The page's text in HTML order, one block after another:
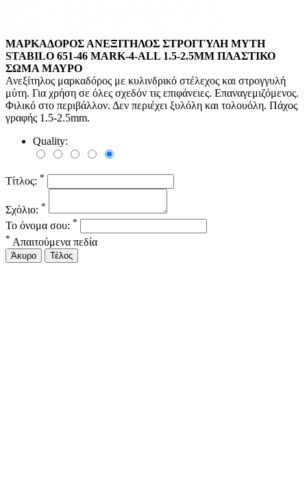
ΜΑΡΚΑΔΟΡΟΣ ΑΝΕΞΙΤΗΛΟΣ ΣΤΡΟΓΓΥΛΗ ΜΥΤΗ
STABILO 651-46 MARK-4-ALL 1.5-2.5ΜΜ ΠΛΑΣΤΙΚΟ
ΣΩΜΑ ΜΑΥΡΟ
Ανεξίτηλος μαρκαδόρος με κυλινδρικό στέλεχος και στρογγυλή
μύτη. Για χρήση σε όλες σχεδόν τις επιφάνειες. Επαναγεμιζόμενος.
Φιλικό στο περιβάλλον. Δεν περιέχει ξυλόλη και τολουόλη. Πάχος
γραφής 1.5-2.5mm.
Quality:
Τίτλος: *
Σχόλιο: *
Το όνομα σου: *
* Απαιτούμενα πεδία
Άκυρο Τέλος